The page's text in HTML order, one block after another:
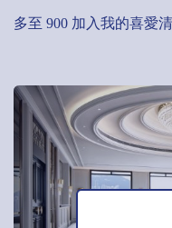
多至 900 加入我的喜愛